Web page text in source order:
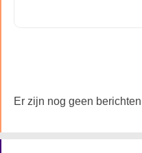
Er zijn nog geen